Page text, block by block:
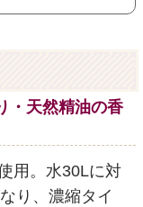
・天然精油の香
用。水30Lに対
り、濃縮タイ